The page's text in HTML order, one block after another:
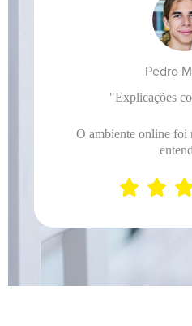
Pedro
"Explicações
O ambiente online foi
 